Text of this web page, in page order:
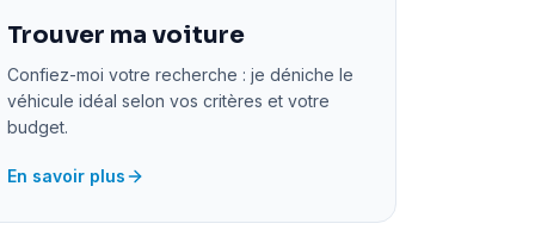
Trouver ma voiture
Confiez-moi votre recherche : je déniche le
véhicule idéal selon vos critères et votre
budget.
En savoir plus